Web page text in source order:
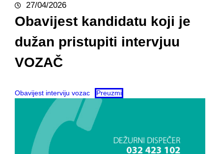
27/04/2026
Obavijest kandidatu koji je
dužan pristupiti intervjuu
VOZAČ
Obavijest interviju vozac Preuzmi